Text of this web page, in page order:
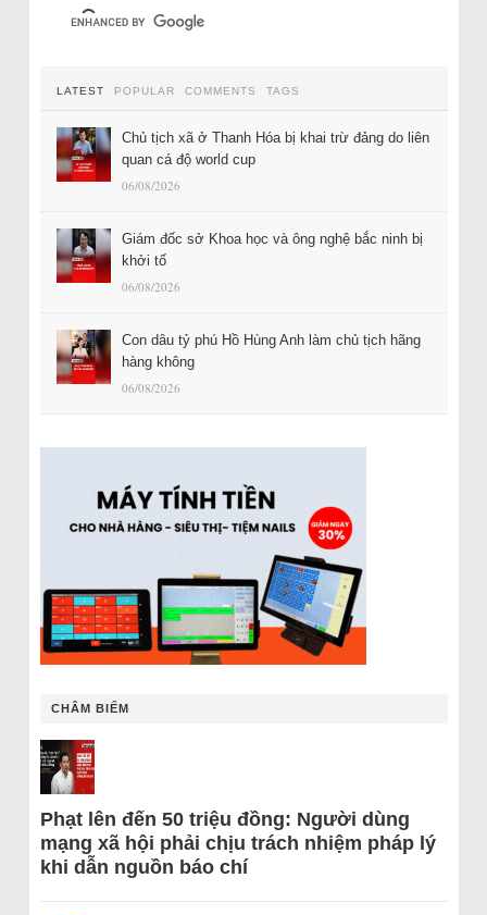
LATEST POPULAR COMMENTS TAGS
Chủ tịch xã ở Thanh Hóa bị khai trừ đảng do liên
quan cá độ world cup
06/08/2026
Giám đốc sở Khoa học và ông nghệ bắc ninh bị
khởi tố
06/08/2026
Con dâu tỷ phú Hồ Hùng Anh làm chủ tịch hãng
hàng không
06/08/2026
CHÂM BIẾM
Phạt lên đến 50 triệu đồng: Người dùng
mạng xã hội phải chịu trách nhiệm pháp lý
khi dẫn nguồn báo chí